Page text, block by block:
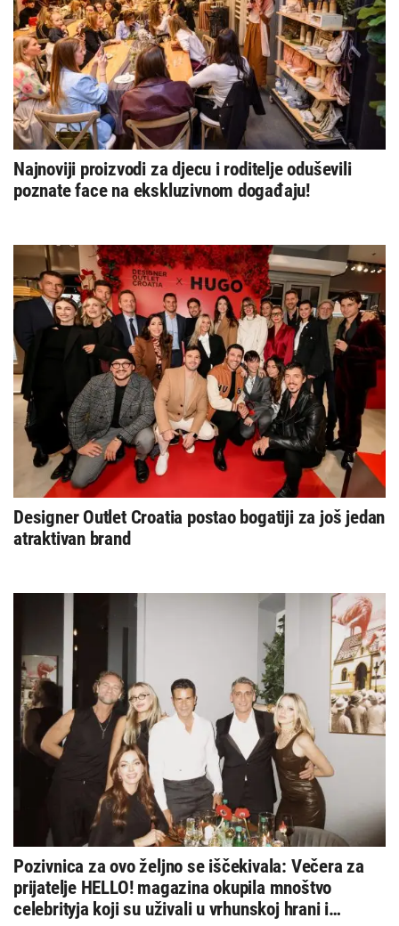
Najnoviji proizvodi za djecu i roditelje oduševili
poznate face na ekskluzivnom događaju!
Designer Outlet Croatia postao bogatiji za još jedan
atraktivan brand
Pozivnica za ovo željno se iščekivala: Večera za
prijatelje HELLO! magazina okupila mnoštvo
celebrityja koji su uživali u vrhunskoj hrani i